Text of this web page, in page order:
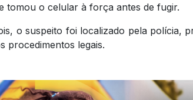
tomou o celular à força antes de fugir.
o suspeito foi localizado pela polícia,
procedimentos legais.